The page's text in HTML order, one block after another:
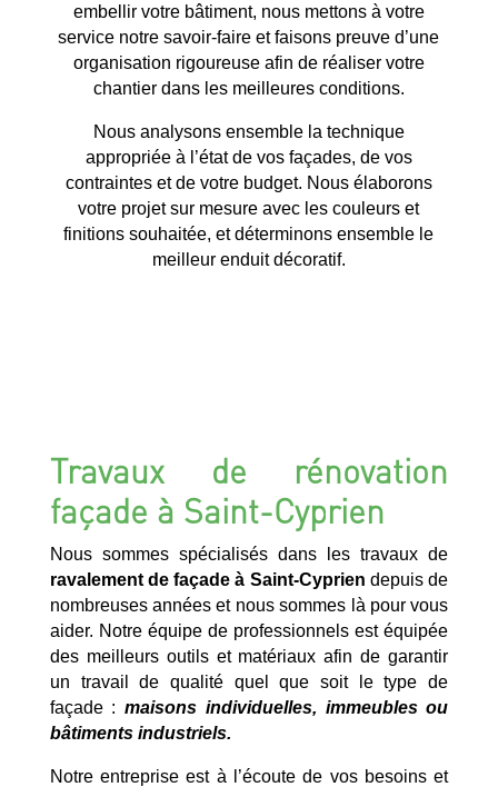
embellir votre bâtiment, nous mettons à votre
service notre savoir-faire et faisons preuve d’une
organisation rigoureuse afin de réaliser votre
chantier dans les meilleures conditions.
Nous analysons ensemble la technique
appropriée à l’état de vos façades, de vos
contraintes et de votre budget. Nous élaborons
votre projet sur mesure avec les couleurs et
finitions souhaitée, et déterminons ensemble le
meilleur enduit décoratif.
Travaux de rénovation
façade à Saint-Cyprien
Nous sommes spécialisés dans les travaux de
ravalement de façade à Saint-Cyprien depuis de
nombreuses années et nous sommes là pour vous
aider. Notre équipe de professionnels est équipée
des meilleurs outils et matériaux afin de garantir
un travail de qualité quel que soit le type de
façade :maisons individuelles, immeubles ou
bâtiments industriels.
Notre entreprise est à l’écoute de vos besoins et